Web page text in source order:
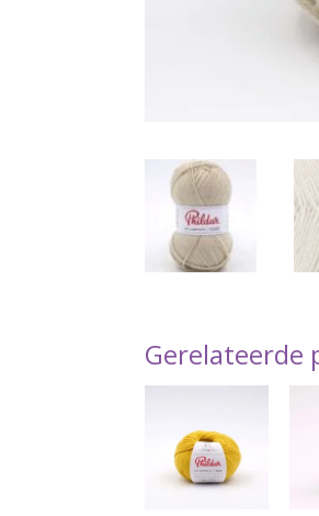
Gerelateerde